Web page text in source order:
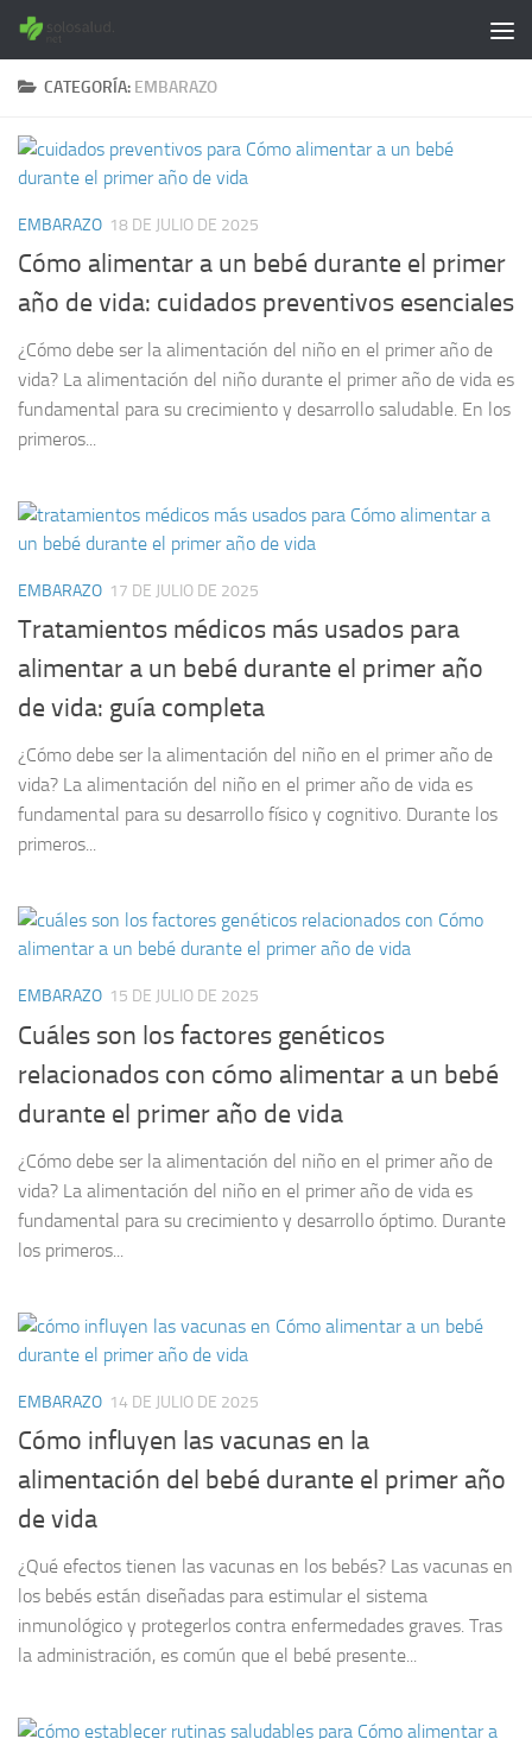
Saltar al contenido
CATEGORÍA: EMBARAZO
EMBARAZO 18 DE JULIO DE 2025
Cómo alimentar a un bebé durante el primer
año de vida: cuidados preventivos esenciales
¿Cómo debe ser la alimentación del niño en el primer año de
vida? La alimentación del niño durante el primer año de vida es
fundamental para su crecimiento y desarrollo saludable. En los
primeros...
EMBARAZO 17 DE JULIO DE 2025
Tratamientos médicos más usados para
alimentar a un bebé durante el primer año
de vida: guía completa
¿Cómo debe ser la alimentación del niño en el primer año de
vida? La alimentación del niño en el primer año de vida es
fundamental para su desarrollo físico y cognitivo. Durante los
primeros...
EMBARAZO 15 DE JULIO DE 2025
Cuáles son los factores genéticos
relacionados con cómo alimentar a un bebé
durante el primer año de vida
¿Cómo debe ser la alimentación del niño en el primer año de
vida? La alimentación del niño en el primer año de vida es
fundamental para su crecimiento y desarrollo óptimo. Durante
los primeros...
EMBARAZO 14 DE JULIO DE 2025
Cómo influyen las vacunas en la
alimentación del bebé durante el primer año
de vida
¿Qué efectos tienen las vacunas en los bebés? Las vacunas en
los bebés están diseñadas para estimular el sistema
inmunológico y protegerlos contra enfermedades graves. Tras
la administración, es común que el bebé presente...